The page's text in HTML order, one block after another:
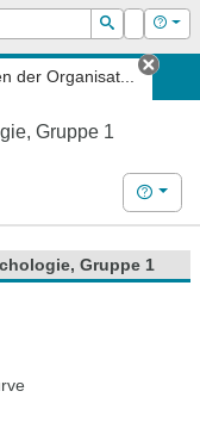
Suchen
Login Hilfe
der Organisat...
Tab
Gruppe 1
Hilfe
Gruppe 1